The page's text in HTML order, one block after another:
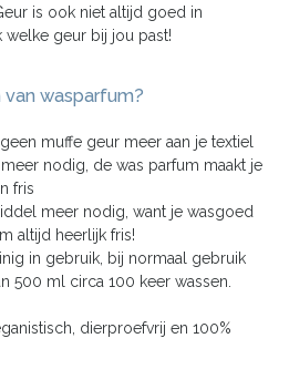
is ook niet altijd goed in
geur bij jou past!
wasparfum?
muffe geur meer aan je textiel
nodig, de was parfum maakt je
fris
meer nodig, want je wasgoed
altijd heerlijk fris!
in gebruik, bij normaal gebruik
500 ml circa 100 keer wassen.
dierproefvrij en 100%